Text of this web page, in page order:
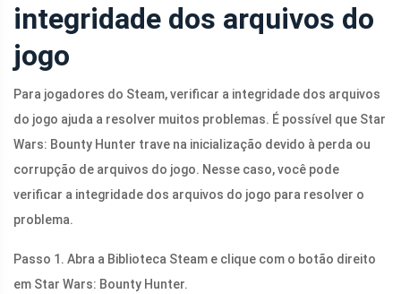
integridade dos arquivos do
jogo
Para jogadores do Steam, verificar a integridade dos arquivos
do jogo ajuda a resolver muitos problemas. É possível que Star
Wars: Bounty Hunter trave na inicialização devido à perda ou
corrupção de arquivos do jogo. Nesse caso, você pode
verificar a integridade dos arquivos do jogo para resolver o
problema.
Passo 1. Abra a Biblioteca Steam e clique com o botão direito
em Star Wars: Bounty Hunter.